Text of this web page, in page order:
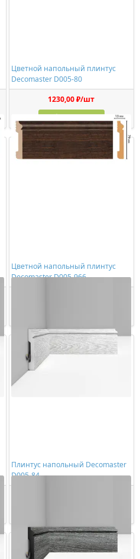
Цветной напольный плинтус
Decomaster D005-80
1230,00 ₽/шт
Купить
Цветной напольный плинтус
Decomaster D005-966
Плинтус напольный Decomaster
D005-84